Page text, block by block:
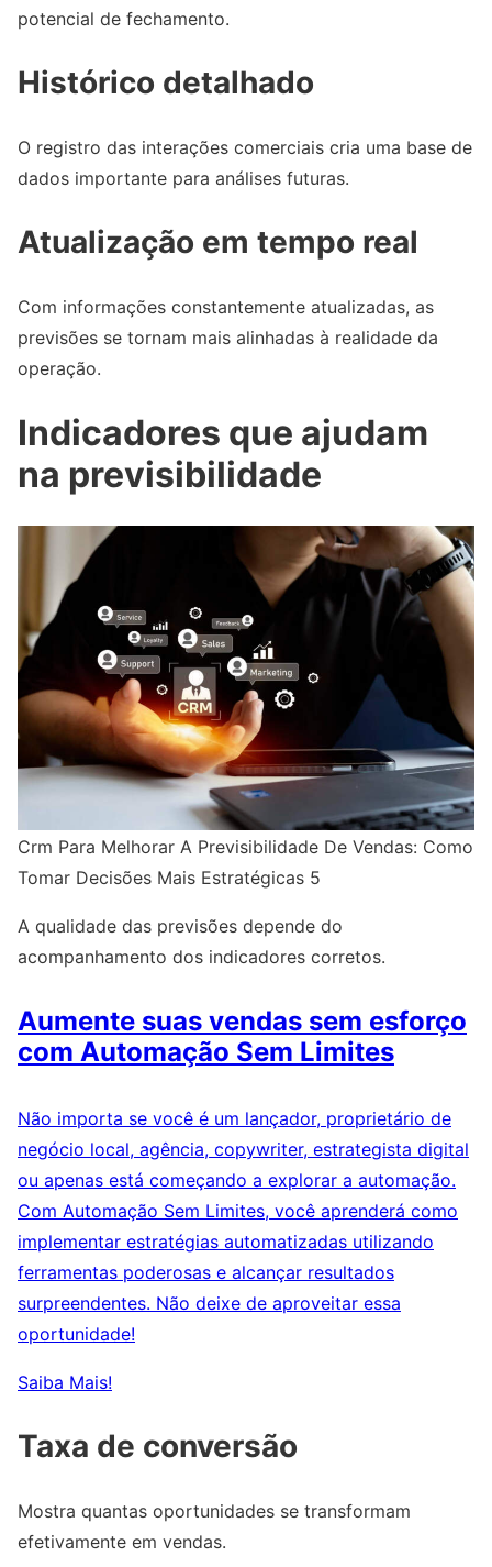
potencial de fechamento.
Histórico detalhado
O registro das interações comerciais cria uma base de
dados importante para análises futuras.
Atualização em tempo real
Com informações constantemente atualizadas, as
previsões se tornam mais alinhadas à realidade da
operação.
Indicadores que ajudam
na previsibilidade
Crm Para Melhorar A Previsibilidade De Vendas: Como
Tomar Decisões Mais Estratégicas 5
A qualidade das previsões depende do
acompanhamento dos indicadores corretos.
Aumente suas vendas sem esforço
com Automação Sem Limites
Não importa se você é um lançador, proprietário de
negócio local, agência, copywriter, estrategista digital
ou apenas está começando a explorar a automação.
Com Automação Sem Limites, você aprenderá como
implementar estratégias automatizadas utilizando
ferramentas poderosas e alcançar resultados
surpreendentes. Não deixe de aproveitar essa
oportunidade!
Saiba Mais!
Taxa de conversão
Mostra quantas oportunidades se transformam
efetivamente em vendas.